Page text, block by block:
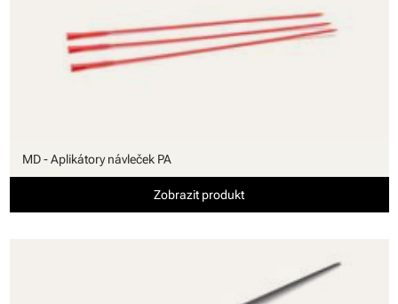
MD - Aplikátory návleček PA
Zobrazit produkt